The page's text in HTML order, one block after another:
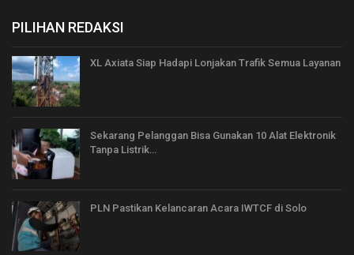
PILIHAN REDAKSI
XL Axiata Siap Hadapi Lonjakan Trafik Semua Layanan
Sekarang Pelanggan Bisa Gunakan 10 Alat Elektronik
Tanpa Listrik…
PLN Pastikan Kelancaran Acara IWTCF di Solo